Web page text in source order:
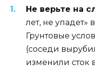
Не верьте на
лет, не упадет»
Грунтовые
(соседи
изменили сток